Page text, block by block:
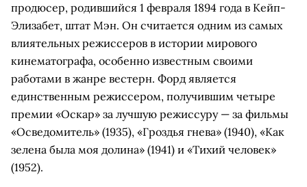
продюсер, родившийся 1 февраля 1894 года в Кейп-
Элизабет, штат Мэн. Он считается одним из самых
влиятельных режиссеров в истории мирового
кинематографа, особенно известным своими
работами в жанре вестерн. Форд является
единственным режиссером, получившим четыре
премии «Оскар» за лучшую режиссуру — за фильмы
«Осведомитель» (1935), «Гроздья гнева» (1940), «Как
зелена была моя долина» (1941) и «Тихий человек»
(1952).